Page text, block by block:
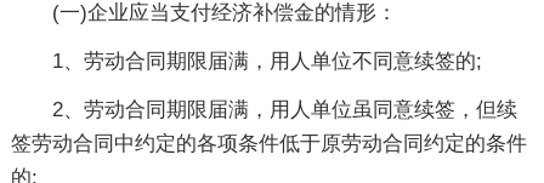
(一)企业应当支付经济补偿金的情形：
1、劳动合同期限届满，用人单位不同意续签的;
2、劳动合同期限届满，用人单位虽同意续签，但续
签劳动合同中约定的各项条件低于原劳动合同约定的条件
的;